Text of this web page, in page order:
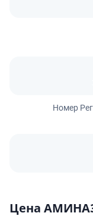
Номер
Цена